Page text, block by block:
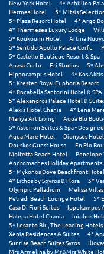
Σάμος
Σαντορίνη
Σέριφος
Σέρρες
Σιθωνία
Σίκινος
Σίφνος
Σκαφιδιά Ηλείας
Σκιάθος
Σκόπελος
Σκύρος
New York Hotel
4* Achillion
Hermes Hotel
5* Mitsis
5* Plaza Resort Hotel
4* Argo
4* Thermesea Luxury Lodge
5* Koukoumi Hotel
Artina
5* Sentido Apollo Palace Corfu
5* Castello Boutique Resort & Spa
Anasa Corfu
Eri Studios 5*
Hippocampus Hotel
4* Kos
5* Kresten Royal Euphoria Resort
4* Rocabella Santorini Hotel & SPA
5* Alexandros Palace Hotel &
Alexis Hotel Chania
4* Lena
Mariya Art Living
Aqua Blu
5* Asterion Suites & Spa -
Aqua Mare Hotel
Dionysos
Douskos Guest House
En Plo
Molfetta Beach Hotel
Penelope
Andromaches Holiday Apartments
5* Mykonos Dove Beachfront Hotel
4* Lithos by Spyros & Flora
5*
Olympic Palladium
Melissi Villas
Petradi Beach Lounge Hotel
5*
Casa Di Fiori Suites
Ippokampos
Halepa Hotel Chania
Iniohos
5* Lesante Blu, The Leading
Xenia Residences & Suites
4*
Sunrise Beach Suites Syros
Mrs Armelina by Mr&Mrs White